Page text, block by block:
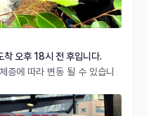
착 오후 18시 전 후입니다.
증에 따라 변동 될 수 있습니